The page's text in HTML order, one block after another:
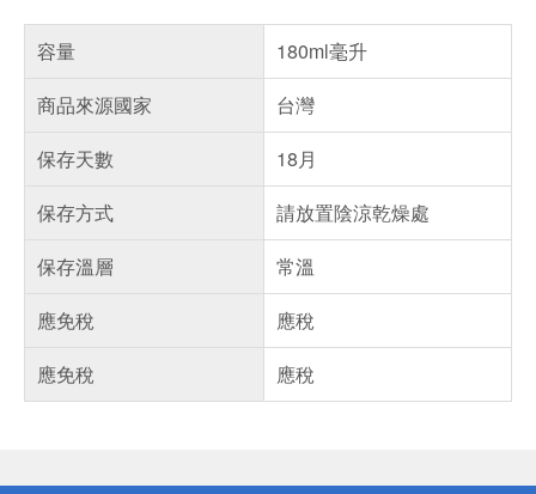
容量
180ml毫升
商品來源國家
台灣
保存天數
18月
保存方式
請放置陰涼乾燥處
保存溫層
常溫
應免稅
應稅
應免稅
應稅
得獎公告